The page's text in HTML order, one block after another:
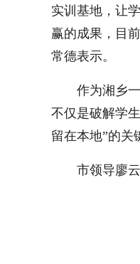
实训基地，让
赢的成果，目
常德表示。
作为湘乡
不仅是破解学
留在本地”的关
市领导廖